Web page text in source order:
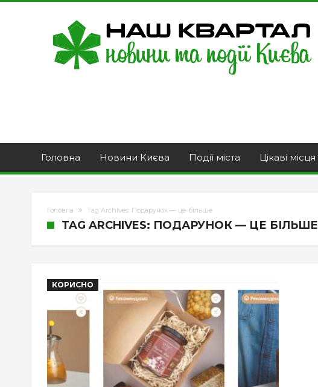
Головна Новини Києва Події міста Цікаві місця
Головна Tag Archives: Подарунок — це більше
TAG ARCHIVES: ПОДАРУНОК — ЦЕ БІЛЬШЕ
КОРИСНО